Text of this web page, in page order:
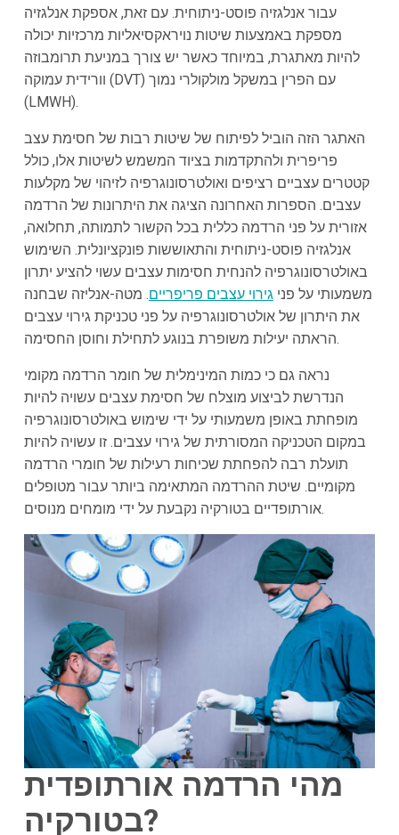
עבור אנלגזיה פוסט-ניתוחית. עם זאת, אספקת אנלגזיה
מספקת באמצעות שיטות נויראקסיאליות מרכזיות יכולה
להיות מאתגרת, במיוחד כאשר יש צורך במניעת תרומבוזה
וורידית עמוקה (DVT) עם הפרין במשקל מולקולרי נמוך
(LMWH).
האתגר הזה הוביל לפיתוח של שיטות רבות של חסימת עצב
פריפרית ולהתקדמות בציוד המשמש לשיטות אלו, כולל
קטטרים עצביים רציפים ואולטרסונוגרפיה לזיהוי של מקלעות
עצבים. הספרות האחרונה הציגה את היתרונות של הרדמה
אזורית על פני הרדמה כללית בכל הקשור לתמותה, תחלואה,
אנלגזיה פוסט-ניתוחית והתאוששות פונקציונלית. השימוש
באולטרסונוגרפיה להנחית חסימות עצבים עשוי להציע יתרון
משמעותי על פני גירוי עצבים פריפריים. מטה-אנליזה שבחנה
את היתרון של אולטרסונוגרפיה על פני טכניקת גירוי עצבים
הראתה יעילות משופרת בנוגע לתחילת וחוסן החסימה.
נראה גם כי כמות המינימלית של חומר הרדמה מקומי
הנדרשת לביצוע מוצלח של חסימת עצבים עשויה להיות
מופחתת באופן משמעותי על ידי שימוש באולטרסונוגרפיה
במקום הטכניקה המסורתית של גירוי עצבים. זו עשויה להיות
תועלת רבה להפחתת שכיחות רעילות של חומרי הרדמה
מקומיים. שיטת ההרדמה המתאימה ביותר עבור מטופלים
אורתופדיים בטורקיה נקבעת על ידי מומחים מנוסים.
מהי הרדמה אורתופדית
בטורקיה?